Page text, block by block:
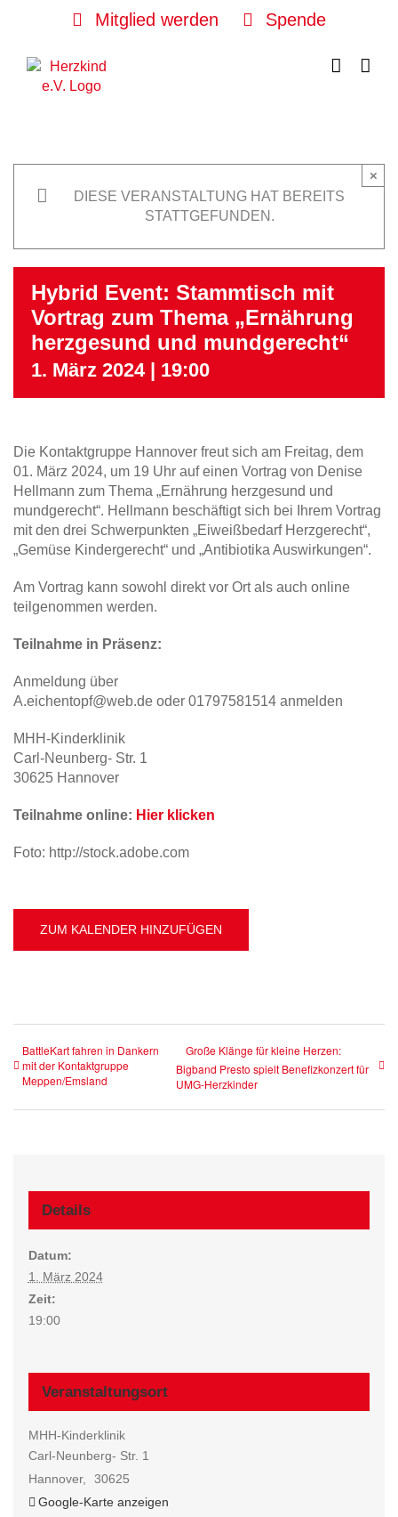
Mitglied werden Spende
DIESE VERANSTALTUNG HAT BEREITS
STATTGEFUNDEN.
×
Hybrid Event: Stammtisch mit
Vortrag zum Thema „Ernährung
herzgesund und mundgerecht“
1. März 2024 | 19:00
Die Kontaktgruppe Hannover freut sich am Freitag, dem
01. März 2024, um 19 Uhr auf einen Vortrag von Denise
Hellmann zum Thema „Ernährung herzgesund und
mundgerecht“. Hellmann beschäftigt sich bei Ihrem Vortrag
mit den drei Schwerpunkten „Eiweißbedarf Herzgerecht“,
„Gemüse Kindergerecht“ und „Antibiotika Auswirkungen“.
Am Vortrag kann sowohl direkt vor Ort als auch online
teilgenommen werden.
Teilnahme in Präsenz:
Anmeldung über
A.eichentopf@web.de oder 01797581514 anmelden
MHH-Kinderklinik
Carl-Neunberg- Str. 1
30625 Hannover
Teilnahme online: Hier klicken
Foto: http://stock.adobe.com
ZUM KALENDER HINZUFÜGEN
BattleKart fahren in Dankern
mit der Kontaktgruppe
Meppen/Emsland
Große Klänge für kleine Herzen:
Bigband Presto spielt Benefizkonzert für
UMG-Herzkinder
Details
Datum:
1. März 2024
Zeit:
19:00
Veranstaltungsort
MHH-Kinderklinik
Carl-Neunberg- Str. 1
Hannover,
30625
Google-Karte anzeigen